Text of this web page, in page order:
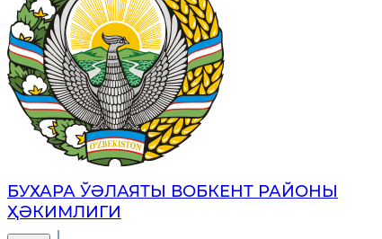
БУХАРА ЎӘЛАЯТЫ ВОБКЕНТ РАЙОНЫ
ҲӘКИМЛИГИ